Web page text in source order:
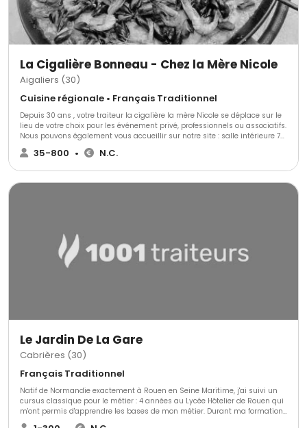
La Cigalière Bonneau - Chez la Mère Nicole
Aigaliers (30)
Cuisine régionale • Français Traditionnel
Depuis 30 ans , votre traiteur la cigalière la mère Nicole se déplace sur le
lieu de votre choix pour les événement privé, professionnels ou associatifs.
Nous pouvons également vous accueillir sur notre site : salle intérieure 70
couvert, parc extérieur arboré avec piste de danse 150 personnes. Réponse
rapide à vos demande de devis
35-800 • N.C.
Le Jardin De La Gare
Cabrières (30)
Français Traditionnel
Natif de Normandie exactement à Rouen en Seine Maritime, j'ai suivi un
cursus classique pour le métier : 4 années au Lycée Hôtelier de Rouen qui
m'ont permis d'apprendre les bases de mon métier. Durant ma formation,
j'ai pu découvrir l'ensemble du milieu de l'hôtellerie et de la restauration :